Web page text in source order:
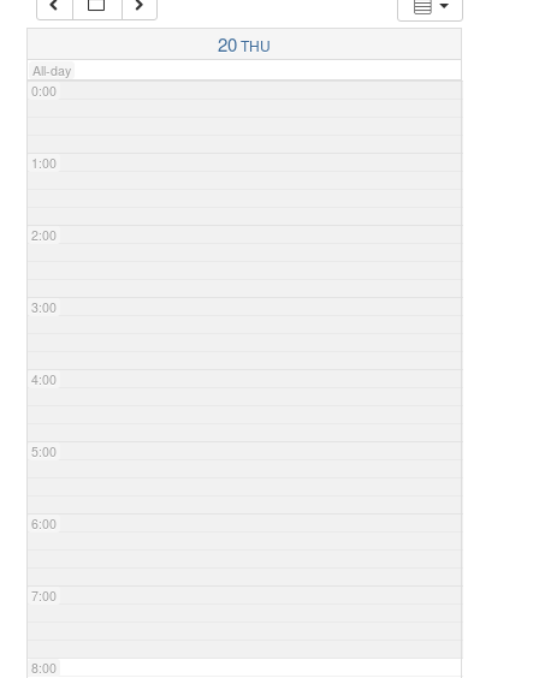
20THU
All-day
0:00
1:00
2:00
3:00
4:00
5:00
6:00
7:00
8:00